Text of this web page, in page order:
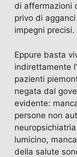
di affermazioni
privo di
impegni precisi.
Eppure basta
indirettamente
pazienti
negata dal
evidente:
persone non
lumicino,
della salute